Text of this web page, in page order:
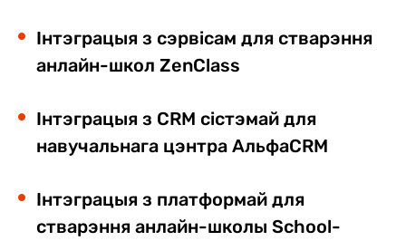
Інтэграцыя з сэрвісам для стварэння
анлайн-школ ZenClass
Інтэграцыя з CRM сістэмай для
навучальнага цэнтра АльфаCRM
Інтэграцыя з платформай для
стварэння анлайн-школы School-